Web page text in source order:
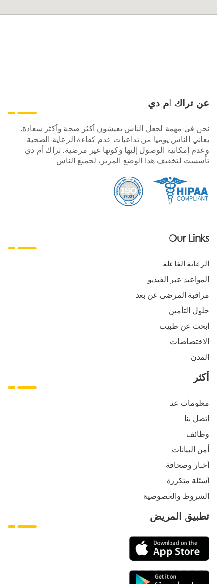
عن تراك ام دي
نحن في مهمة لجعل الناس يعيشون أكثر صحة وأكثر سعادة.
يعاني الناس يوميا من تداعيات عدم كفاءة الرعاية الصحية
وعدم إمكانية الوصول إليها وكونها غير مرضية. تراك أم دي
تأسست لتخفيف هذا الوضع المرير، لجميع الناس
Our Links
الرعاية الفاعلة
المواعيد عبر الفيديو
مراقبة المرضى عن بعد
حلول التأمين
ابحث عن طبيب
الاختصاصات
المدن
أكثر
معلومات عنا
اتصل بنا
وظائف
أمن البيانات
أخبار وصحافة
أسئلة متكررة
الشروط والخصوصية
تطبيق المريض